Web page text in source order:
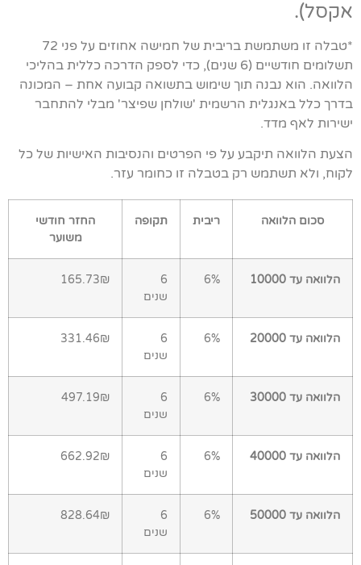
אקסל).
*טבלה זו משתמשת בריבית של חמישה אחוזים על פני 72
תשלומים חודשיים (6 שנים), כדי לספק הדרכה כללית בהליכי
הלוואה. הוא נבנה תוך שימוש בתשואה קבועה אחת – המכונה
בדרך כלל באנגלית הרשמית 'שולחן שפיצר' מבלי להתחבר
ישירות לאף מדד.
הצעת הלוואה תיקבע על פי הפרטים והנסיבות האישיות של כל
לקוח, ולא תשתמש רק בטבלה זו כחומר עזר.
סכום הלוואה ריבית תקופה
החזר חודשי
משוער
הלוואה עד 10000 6%
6
שנים
165.73₪
הלוואה עד 20000 6%
6
שנים
331.46₪
הלוואה עד 30000 6%
6
שנים
497.19₪
הלוואה עד 40000 6%
6
שנים
662.92₪
הלוואה עד 50000 6%
6
שנים
828.64₪